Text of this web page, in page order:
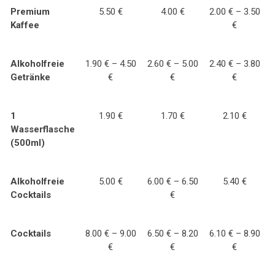
Premium
Kaffee
5.50 € 4.00 €
2.00 € – 3.50
€
Alkoholfreie
Getränke
1.90 € – 4.50
€
2.60 € – 5.00
€
2.40 € – 3.80
€
1
Wasserflasche
(500ml)
1.90 € 1.70 € 2.10 €
Alkoholfreie
Cocktails
5.00 €
6.00 € – 6.50
€
5.40 €
Cocktails
8.00 € – 9.00
€
6.50 € – 8.20
€
6.10 € – 8.90
€